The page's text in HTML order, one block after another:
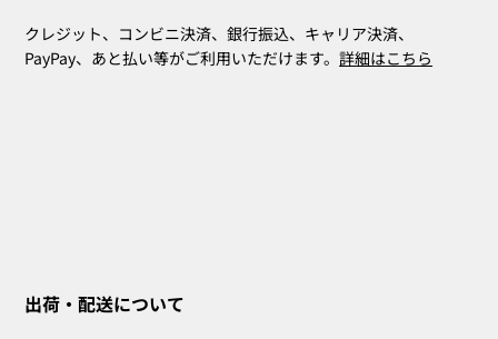
クレジット、コンビニ決済、銀行振込、キャリア決済、
PayPay、あと払い等がご利用いただけます。詳細はこちら
出荷・配送について